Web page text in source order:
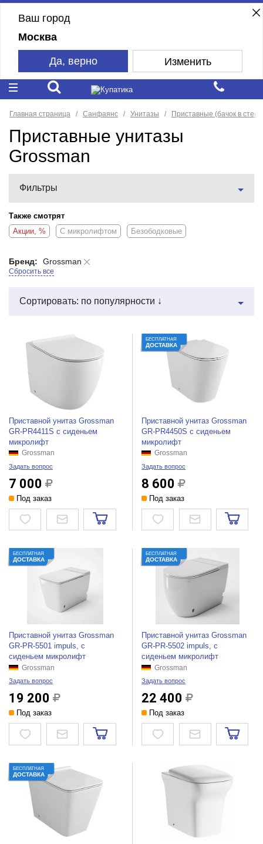
Ваш город
Москва
Да, верно Изменить
Главная страница Санфаянс Унитазы Приставные (бачок в
Приставные унитазы
Grossman
Фильтры
Также смотрят
Акции, %
С микролифтом Безободковые
Бренд: Grossman
Сбросить все
Сортировать: по популярности ↓
Приставной унитаз Grossman
GR-PR4411S с сиденьем
микролифт
Grossman
Задать вопрос
7 000
Под заказ
БЕСПЛАТНАЯ
ДОСТАВКА
Приставной унитаз Grossman
GR-PR4450S с сиденьем
микролифт
Grossman
Задать вопрос
8 600
Под заказ
БЕСПЛАТНАЯ
ДОСТАВКА
Приставной унитаз Grossman
GR-PR-5501 impuls, с
сиденьем микролифт
Grossman
Задать вопрос
19 200
Под заказ
БЕСПЛАТНАЯ
ДОСТАВКА
Приставной унитаз Grossman
GR-PR-5502 impuls, с
сиденьем микролифт
Grossman
Задать вопрос
22 400
Под заказ
БЕСПЛАТНАЯ
ДОСТАВКА